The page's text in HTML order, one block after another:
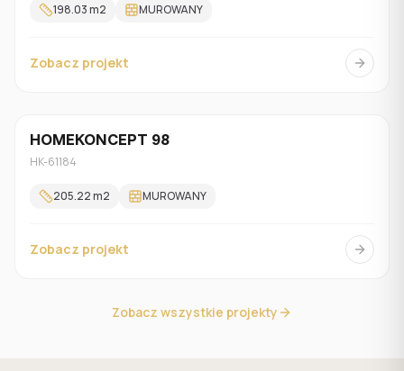
198.03m2 MUROWANY
Zobacz projekt
Z poddaszem
HOMEKONCEPT 98
HK-61184
205.22m2 MUROWANY
Zobacz projekt
Zobacz wszystkie projekty